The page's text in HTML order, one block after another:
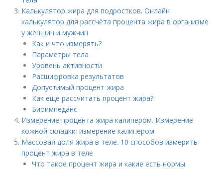
Калькулятор жира для подростков. Онлайн
калькулятор для рассчёта процента жира в организме
у женщин и мужчин
Как и что измерять?
Параметры тела
Уровень активности
Расшифровка результатов
Допустимый процент жира
Как еще рассчитать процент жира?
Биоимпеданс
Измерение процента жира калипером. Измерение
кожной складки: измерение калипером
Массовая доля жира в теле. 10 способов измерить
процент жира в теле
Что такое процент жира и какие есть нормы